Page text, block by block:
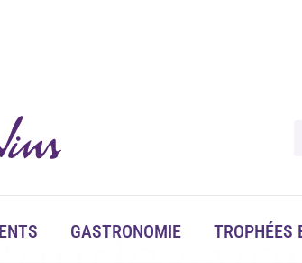
GASTRONOMIE TROPHÉES